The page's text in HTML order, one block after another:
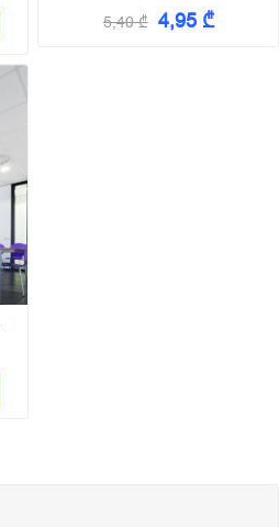
ფოლგით. სადა ნაზი
ქათქათა თეთრი
5,40 ₾ 4,95 ₾